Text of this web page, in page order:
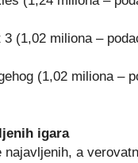
3 (1,02 miliona –
(1,02 miliona –
igara
najavljenih, a